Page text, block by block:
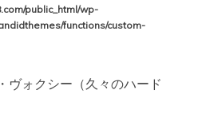
public_html/wp-
functions/custom-
ヴォクシー（久々のハード